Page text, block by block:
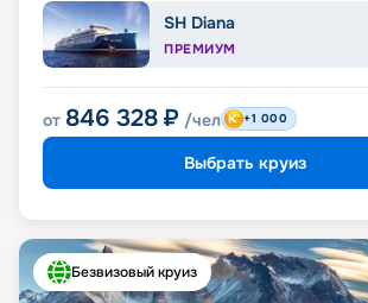
SH Diana
ПРЕМИУМ
от 846 328 ₽ /чел +1 000
Выбрать круиз
Безвизовый круиз